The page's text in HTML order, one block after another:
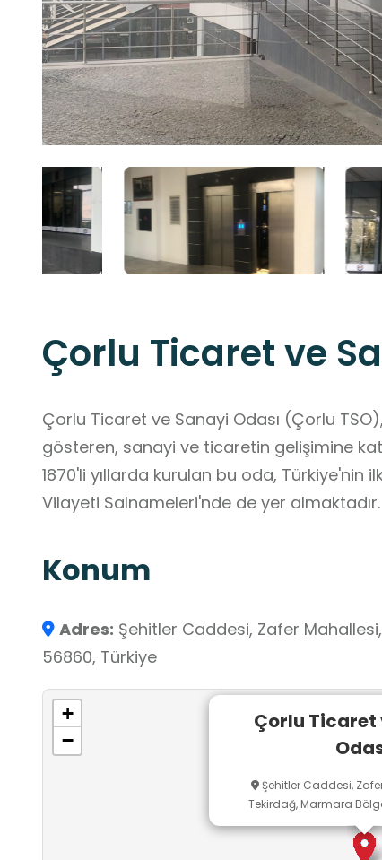
Çorlu Ticaret ve
Çorlu Ticaret ve Sanayi Odası (Çorlu
gösteren, sanayi ve ticaretin gelişimine
1870'li yıllarda kurulan bu oda, Türkiye'nin
Vilayeti Salnameleri'nde de yer almaktadır.
Konum
Adres: Şehitler Caddesi, Zafer
56860, Türkiye
Çorlu Ticaret
Şehitler Caddesi,
Tekirdağ, Marmara
+
−